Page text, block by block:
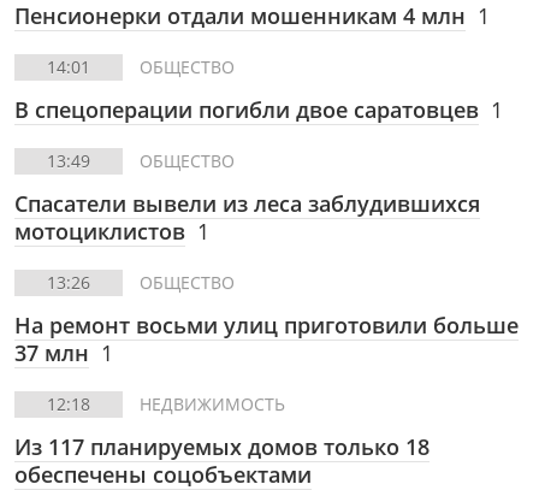
Пенсионерки отдали мошенникам 4 млн 1
14:01 ОБЩЕСТВО
В спецоперации погибли двое саратовцев 1
13:49 ОБЩЕСТВО
Спасатели вывели из леса заблудившихся
мотоциклистов 1
13:26 ОБЩЕСТВО
На ремонт восьми улиц приготовили больше
37 млн 1
12:18 НЕДВИЖИМОСТЬ
Из 117 планируемых домов только 18
обеспечены соцобъектами